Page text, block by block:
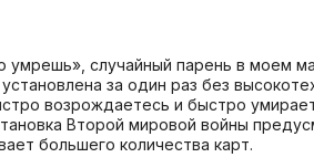
случайный парень в моем
за один раз без
возрождаетесь и быстро
Второй мировой войны
большего количества карт.